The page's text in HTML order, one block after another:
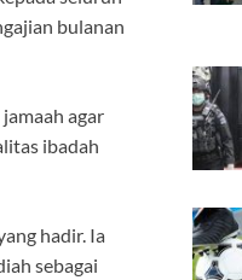
bulanan
agar
ibadah
hadir. Ia
sebagai